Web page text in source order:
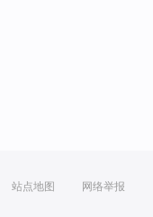
站点地图 网络举报